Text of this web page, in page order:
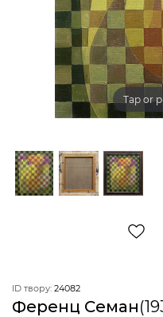
Tap or
ID твору: 24082
Ференц Семан